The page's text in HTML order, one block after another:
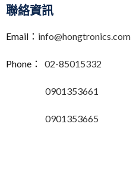
聯絡資訊
Email： info@hongtronics.com
Phone： 02-85015332
0901353661
0901353665